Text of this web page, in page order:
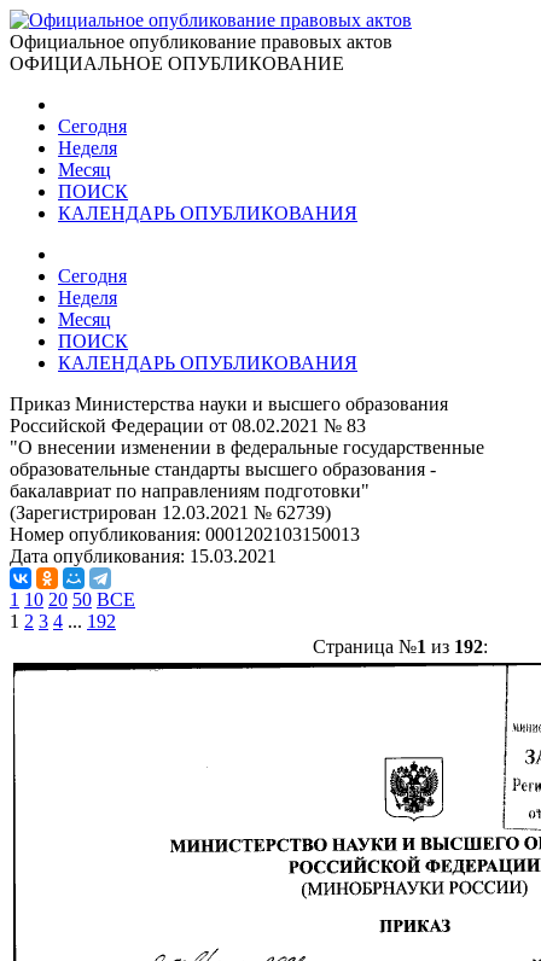
Официальное опубликование правовых актов
ОФИЦИАЛЬНОЕ ОПУБЛИКОВАНИЕ
Сегодня
Неделя
Месяц
ПОИСК
КАЛЕНДАРЬ ОПУБЛИКОВАНИЯ
Сегодня
Неделя
Месяц
ПОИСК
КАЛЕНДАРЬ ОПУБЛИКОВАНИЯ
Приказ Министерства науки и высшего образования
Российской Федерации от 08.02.2021 № 83
"О внесении изменении в федеральные государственные
образовательные стандарты высшего образования -
бакалавриат по направлениям подготовки"
(Зарегистрирован 12.03.2021 № 62739)
Номер опубликования: 0001202103150013
Дата опубликования: 15.03.2021
1 10 20 50 ВСЕ
1 2 3 4 ... 192
Страница №1 из 192: